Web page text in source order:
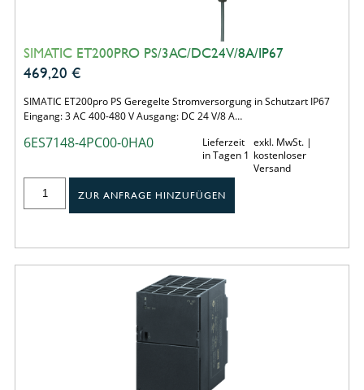
SIMATIC ET200PRO PS/3AC/DC24V/8A/IP67
469,20 €
SIMATIC ET200pro PS Geregelte Stromversorgung in Schutzart IP67
Eingang: 3 AC 400-480 V Ausgang: DC 24 V/8 A…
6ES7148-4PC00-0HA0
Lieferzeit
in Tagen 1
exkl. MwSt. |
kostenloser
Versand
ZUR ANFRAGE HINZUFÜGEN